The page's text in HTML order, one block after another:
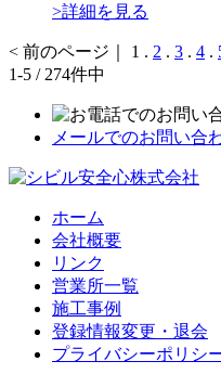
>詳細を見る
< 前のページ 1 . 2 . 3 . 4 .
1-5 / 274件中
メールでのお問い合
ホーム
会社概要
リンク
営業所一覧
施工事例
登録情報変更・退会
プライバシーポリシ